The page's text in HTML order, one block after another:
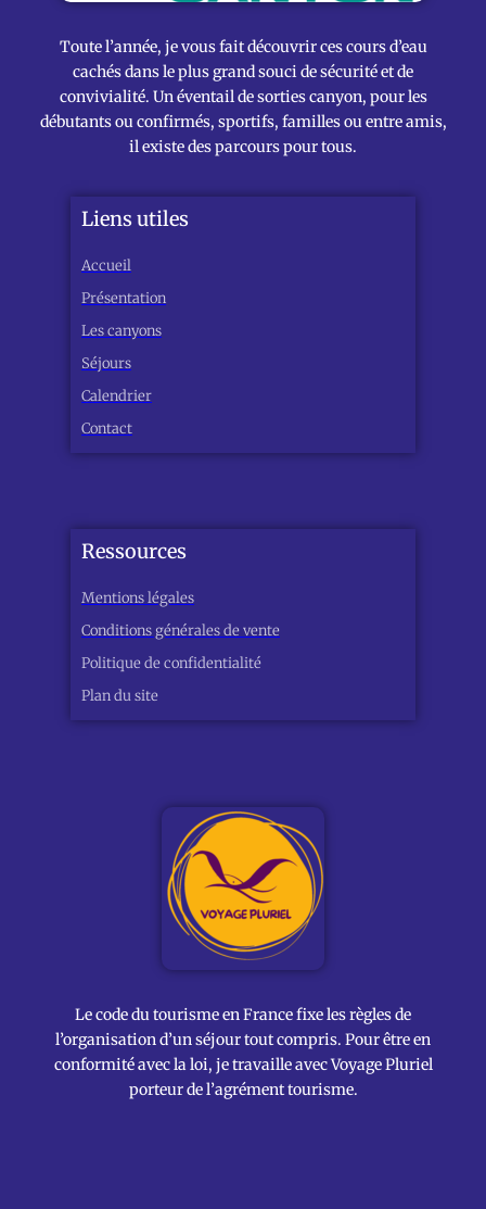
Toute l’année, je vous fait découvrir ces cours d’eau
cachés dans le plus grand souci de sécurité et de
convivialité. Un éventail de sorties canyon, pour les
débutants ou confirmés, sportifs, familles ou entre amis,
il existe des parcours pour tous.
Liens utiles
Accueil
Présentation
Les canyons
Séjours
Calendrier
Contact
Ressources
Mentions légales
Conditions générales de vente
Politique de confidentialité
Plan du site
Le code du tourisme en France fixe les règles de
l’organisation d’un séjour tout compris. Pour être en
conformité avec la loi, je travaille avec Voyage Pluriel
porteur de l’agrément tourisme.